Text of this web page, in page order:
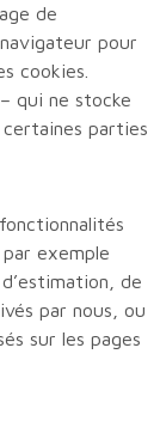
de
pour
cookies.
qui ne stocke
parties
exemple
de
par nous, ou
sur les pages